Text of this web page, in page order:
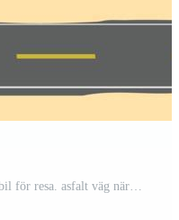
Lycklig familj bil för baner. bil skåpbil för resa. asfalt väg nära de öken- område med träd oas under klar himmel för vinter- resa. kopia Plats platt vektor. Pro Vektor